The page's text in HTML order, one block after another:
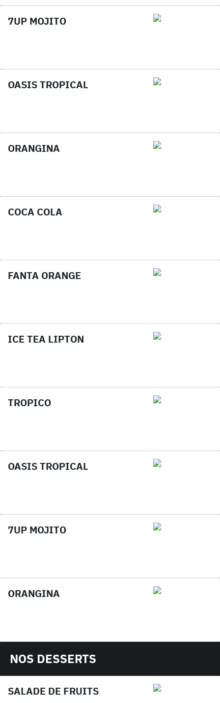
7UP MOJITO
OASIS TROPICAL
ORANGINA
COCA COLA
FANTA ORANGE
ICE TEA LIPTON
TROPICO
OASIS TROPICAL
7UP MOJITO
ORANGINA
NOS DESSERTS
SALADE DE FRUITS